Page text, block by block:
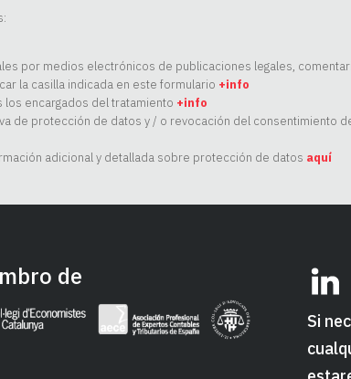
por medios electrónicos de publicaciones legales,
la casilla indicada en este formulario +info
encargados del tratamiento +info
de protección de datos y / o revocación del consentimiento
adicional y detallada sobre protección de datos aquí
de
Si